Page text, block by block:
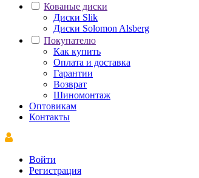
Кованые диски
Диски Slik
Диски Solomon Alsberg
Покупателю
Как купить
Оплата и доставка
Гарантии
Возврат
Шиномонтаж
Оптовикам
Контакты
Войти
Регистрация